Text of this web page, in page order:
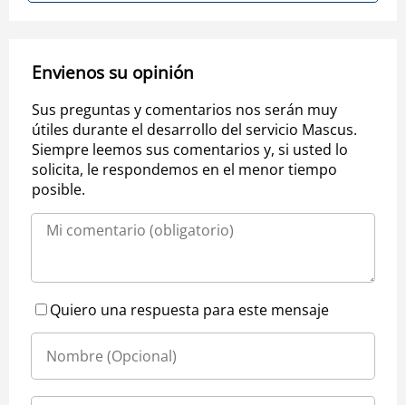
Envienos su opinión
Sus preguntas y comentarios nos serán muy
útiles durante el desarrollo del servicio Mascus.
Siempre leemos sus comentarios y, si usted lo
solicita, le respondemos en el menor tiempo
posible.
Quiero una respuesta para este mensaje